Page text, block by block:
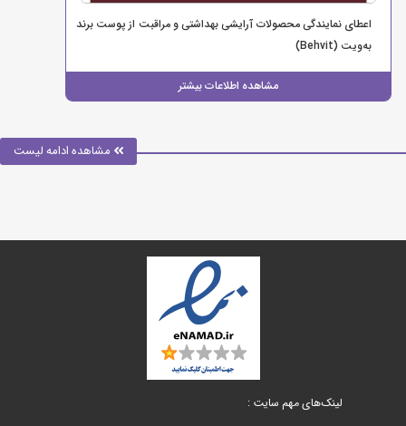
اعطای نمایندگی محصولات آرایشی بهداشتی و مراقبت از پوست برند
به‌ویت (Behvit)
مشاهده اطلاعات بیشتر
مشاهده ادامه لیست
لینک‌های مهم سایت :